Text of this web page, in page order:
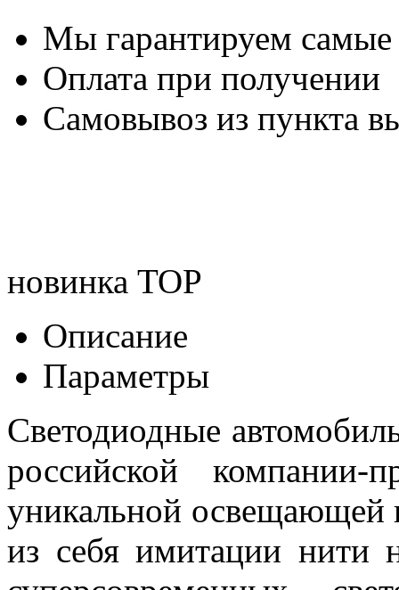
Мы гарантируем
Оплата при получении
Самовывоз из пункта
новинка TOP
Описание
Параметры
Светодиодные
российской компании-
уникальной освещающей
из себя имитации нити